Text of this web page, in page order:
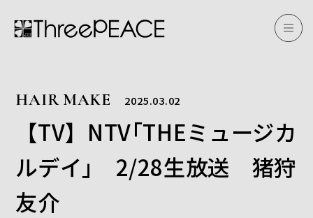
HAIR MAKE 2025.03.02
【TV】NTV｢THEミュージカ
ルデイ｣ 2/28生放送 猪狩
友介